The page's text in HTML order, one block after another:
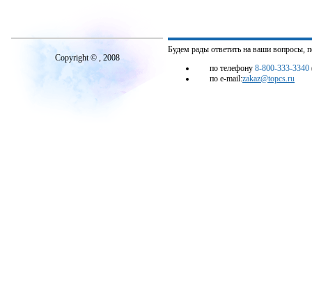
Copyright © , 2008
Будем рады ответить на ваши вопросы,
по телефону 8-800-333-3340
по e-mail:zakaz@topcs.ru